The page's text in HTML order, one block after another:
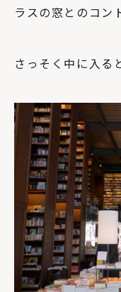
ラスの窓とのコン
さっそく中に入る